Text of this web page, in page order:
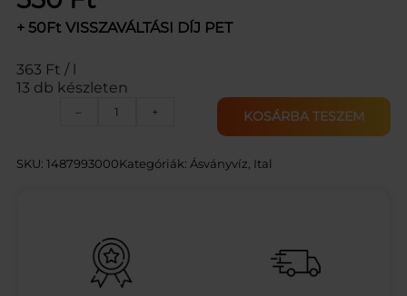
+ 50Ft VISSZAVÁLTÁSI DÍJ PET
363 Ft / l
13 db készleten
–
J
A
N
Y
V
+ KOSÁRBA TESZEM
SKU: 1487993000Kategóriák: Ásványvíz Ital